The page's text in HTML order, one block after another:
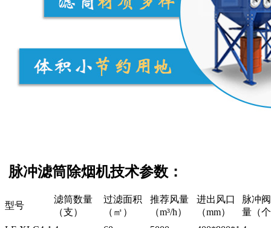
脉冲滤筒除烟机技术参数：
型号
滤筒数量
（支）
过滤面积
（㎡）
推荐风量
（m³/h）
进出风口
（mm）
脉冲
量（